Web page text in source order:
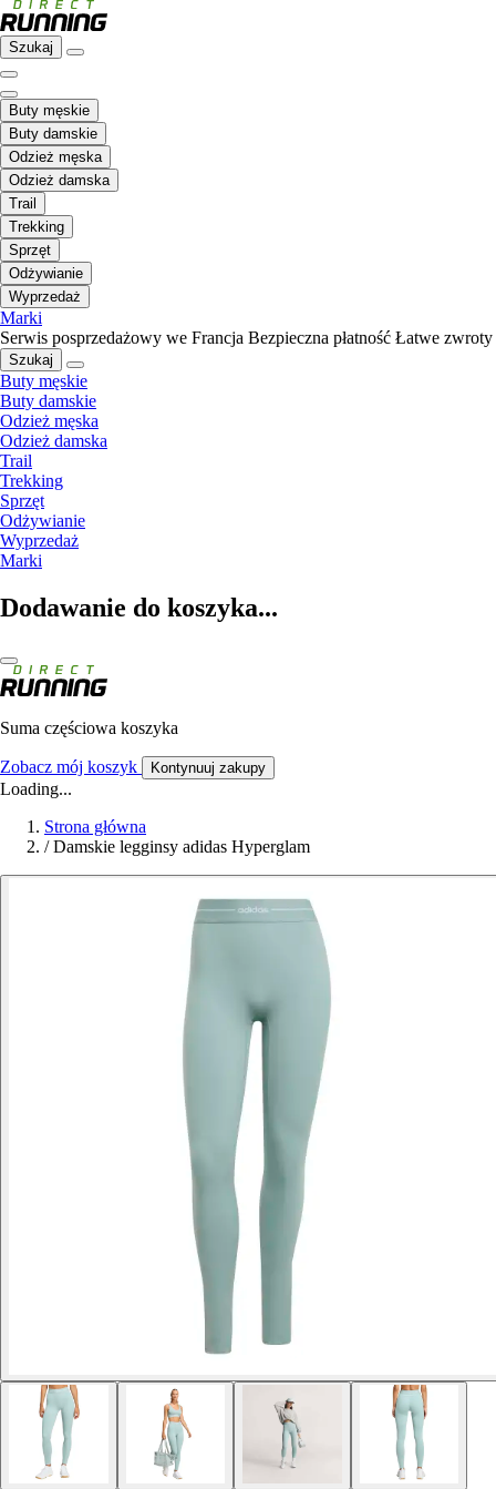
Szukaj
Buty męskie
Buty damskie
Odzież męska
Odzież damska
Trail
Trekking
Sprzęt
Odżywianie
Wyprzedaż
Marki
Serwis posprzedażowy we Francja Bezpieczna płatność Łatwe zwroty
Szukaj
Buty męskie
Buty damskie
Odzież męska
Odzież damska
Trail
Trekking
Sprzęt
Odżywianie
Wyprzedaż
Marki
Dodawanie do koszyka...
Suma częściowa koszyka
Zobacz mój koszyk Kontynuuj zakupy
Loading...
Strona główna
/ Damskie legginsy adidas Hyperglam